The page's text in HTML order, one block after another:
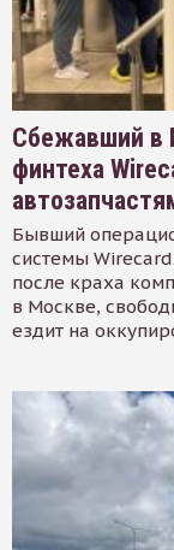
Сбежавший в
финтеха
Бывший
системы
после краха
в Москве,
ездит на